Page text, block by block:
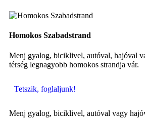
Homokos Szabadstrand
Menj gyalog, biciklivel, autóval, hajóval
térség legnagyobb homokos strandja vár.
Tetszik, foglaljunk!
Menj gyalog, biciklivel, autóval vagy